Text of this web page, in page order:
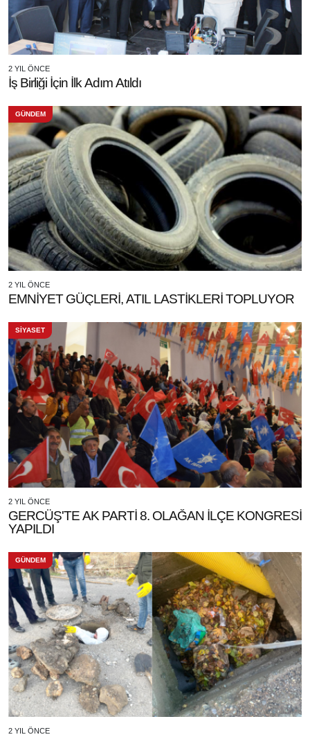
2 YIL ÖNCE
İş Birliği İçin İlk Adım Atıldı
GÜNDEM
2 YIL ÖNCE
EMNİYET GÜÇLERİ, ATIL LASTİKLERİ TOPLUYOR
SİYASET
2 YIL ÖNCE
GERCÜŞ'TE AK PARTİ 8. OLAĞAN İLÇE KONGRESİ
YAPILDI
GÜNDEM
2 YIL ÖNCE